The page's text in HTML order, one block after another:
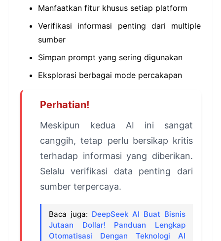
Manfaatkan fitur khusus setiap platform
Verifikasi informasi penting dari multiple
sumber
Simpan prompt yang sering digunakan
Eksplorasi berbagai mode percakapan
Perhatian!
Meskipun kedua AI ini sangat
canggih, tetap perlu bersikap kritis
terhadap informasi yang diberikan.
Selalu verifikasi data penting dari
sumber terpercaya.
Baca juga: DeepSeek AI Buat Bisnis
Jutaan Dollar! Panduan Lengkap
Otomatisasi Dengan Teknologi AI